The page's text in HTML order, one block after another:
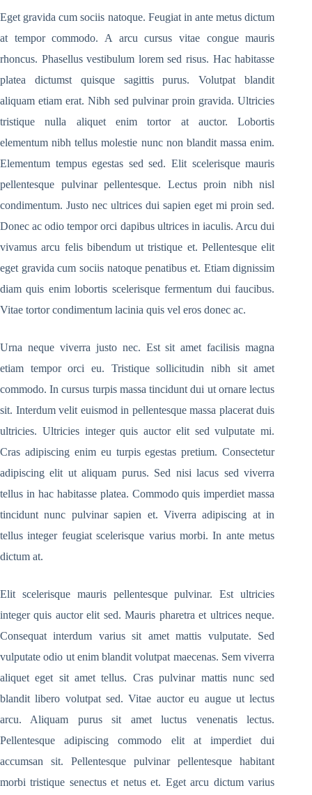
Eget gravida cum sociis natoque. Feugiat in ante metus dictum
at tempor commodo. A arcu cursus vitae congue mauris
rhoncus. Phasellus vestibulum lorem sed risus. Hac habitasse
platea dictumst quisque sagittis purus. Volutpat blandit
aliquam etiam erat. Nibh sed pulvinar proin gravida. Ultricies
tristique nulla aliquet enim tortor at auctor. Lobortis
elementum nibh tellus molestie nunc non blandit massa enim.
Elementum tempus egestas sed sed. Elit scelerisque mauris
pellentesque pulvinar pellentesque. Lectus proin nibh nisl
condimentum. Justo nec ultrices dui sapien eget mi proin sed.
Donec ac odio tempor orci dapibus ultrices in iaculis. Arcu dui
vivamus arcu felis bibendum ut tristique et. Pellentesque elit
eget gravida cum sociis natoque penatibus et. Etiam dignissim
diam quis enim lobortis scelerisque fermentum dui faucibus.
Vitae tortor condimentum lacinia quis vel eros donec ac.
Urna neque viverra justo nec. Est sit amet facilisis magna
etiam tempor orci eu. Tristique sollicitudin nibh sit amet
commodo. In cursus turpis massa tincidunt dui ut ornare lectus
sit. Interdum velit euismod in pellentesque massa placerat duis
ultricies. Ultricies integer quis auctor elit sed vulputate mi.
Cras adipiscing enim eu turpis egestas pretium. Consectetur
adipiscing elit ut aliquam purus. Sed nisi lacus sed viverra
tellus in hac habitasse platea. Commodo quis imperdiet massa
tincidunt nunc pulvinar sapien et. Viverra adipiscing at in
tellus integer feugiat scelerisque varius morbi. In ante metus
dictum at.
Elit scelerisque mauris pellentesque pulvinar. Est ultricies
integer quis auctor elit sed. Mauris pharetra et ultrices neque.
Consequat interdum varius sit amet mattis vulputate. Sed
vulputate odio ut enim blandit volutpat maecenas. Sem viverra
aliquet eget sit amet tellus. Cras pulvinar mattis nunc sed
blandit libero volutpat sed. Vitae auctor eu augue ut lectus
arcu. Aliquam purus sit amet luctus venenatis lectus.
Pellentesque adipiscing commodo elit at imperdiet dui
accumsan sit. Pellentesque pulvinar pellentesque habitant
morbi tristique senectus et netus et. Eget arcu dictum varius